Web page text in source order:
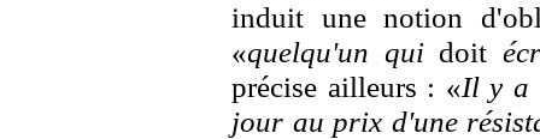
induit une notion
«quelqu'un qui doit
précise ailleurs : «Il y a
jour au prix d'une